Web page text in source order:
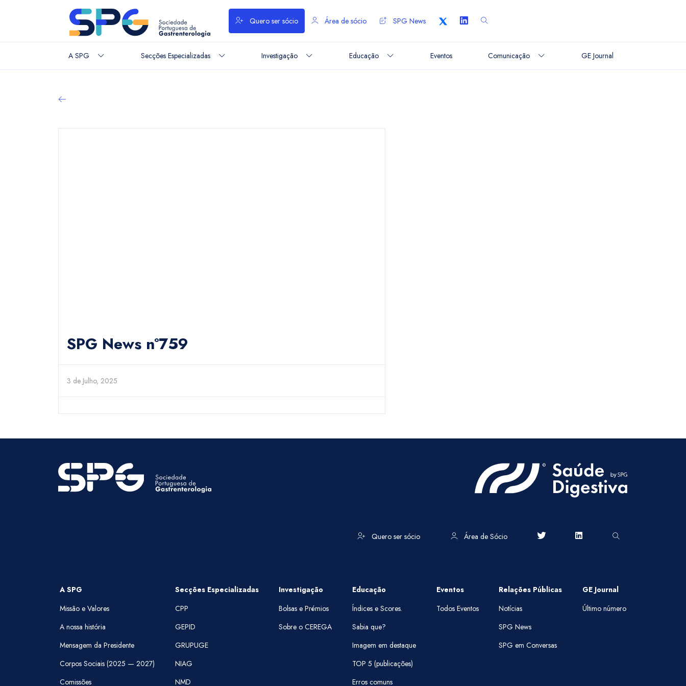
Quero ser sócio Área de sócio SPG News
A SPG Secções Especializadas Investigação Educação Eventos Comunicação GE Journal
SPG News nº759
3 de Julho, 2025
Quero ser sócio Área de Sócio
A SPG
Missão e Valores
A nossa história
Mensagem da Presidente
Corpos Sociais (2025 — 2027)
Comissões
Secções Especializadas
CPP
GEPID
GRUPUGE
NIAG
NMD
Investigação
Bolsas e Prémios
Sobre o CEREGA
Educação
Índices e Scores.
Sabia que?
Imagem em destaque
TOP 5 (publicações)
Erros comuns
Eventos
Todos Eventos
Relações Públicas
Notícias
SPG News
SPG em Conversas
GE Journal
Último número